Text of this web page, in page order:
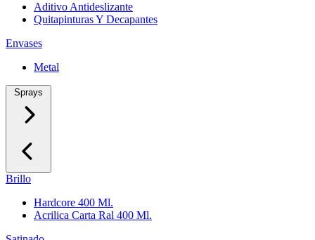
Aditivo Antideslizante
Quitapinturas Y Decapantes
Envases
Metal
Sprays
Brillo
Hardcore 400 Ml.
Acrilica Carta Ral 400 Ml.